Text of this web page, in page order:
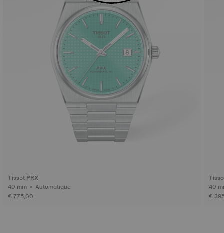
Tissot PRX
40 mm • Automatique
€ 775,00
€